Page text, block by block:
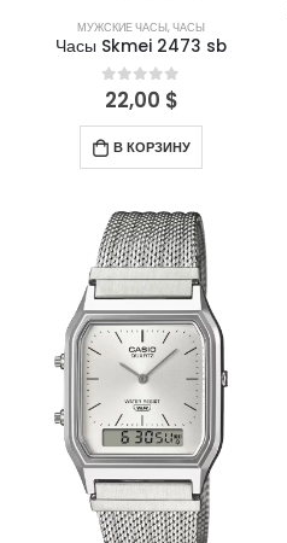
МУЖСКИЕ ЧАСЫ,ЧАСЫ
Часы Skmei 2473 sb
0out of 5
22,00 $
В КОРЗИНУ